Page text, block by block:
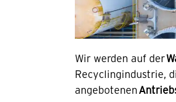
Wir werden auf der
Recyclingindustrie,
angebotenen